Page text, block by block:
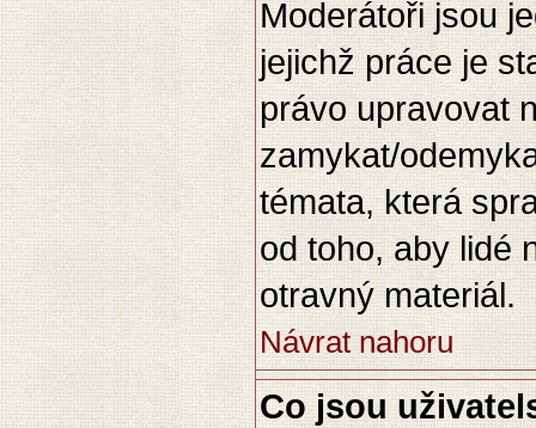
Moderátoři jsou
jejichž práce je
právo upravovat
zamykat/
témata, která
od toho, aby lidé
otravný materiál.
Návrat nahoru
Co jsou